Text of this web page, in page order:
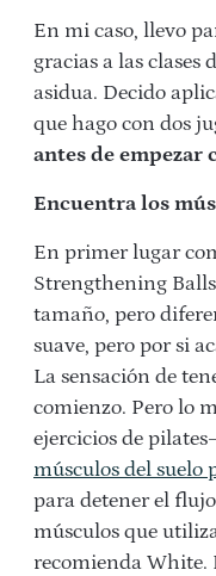
En mi caso, llevo
gracias a las clases
asidua. Decido
que hago con dos
antes de empezar
Encuentra los
En primer lugar
Strengthening
tamaño, pero
suave, pero por si
La sensación de
comienzo. Pero lo
ejercicios de
músculos del suelo
para detener el
músculos que
recomienda White.